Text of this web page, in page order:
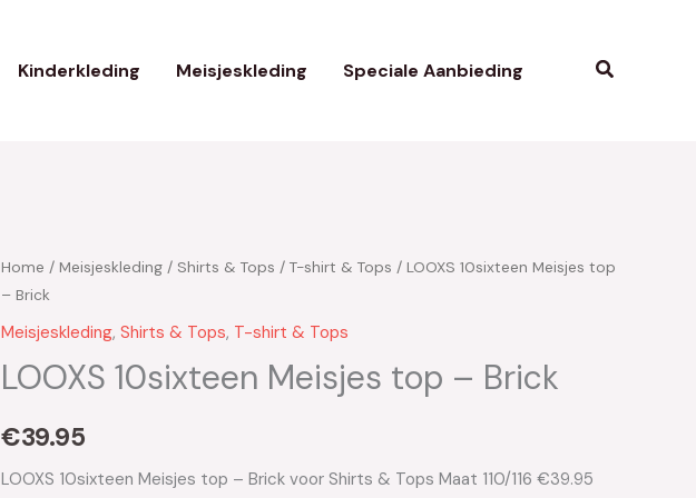
Kinderkleding Meisjeskleding Speciale Aanbieding Zoeken
Home / Meisjeskleding / Shirts & Tops / T-shirt & Tops / LOOXS 10sixteen Meisjes top
– Brick
Meisjeskleding, Shirts & Tops, T-shirt & Tops
LOOXS 10sixteen Meisjes top – Brick
€39.95
LOOXS 10sixteen Meisjes top – Brick voor Shirts & Tops Maat 110/116 €39.95